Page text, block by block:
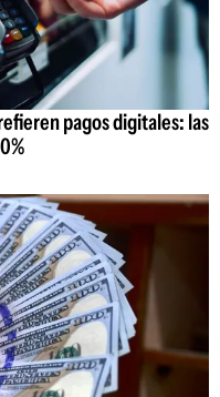
pagos digitales: las